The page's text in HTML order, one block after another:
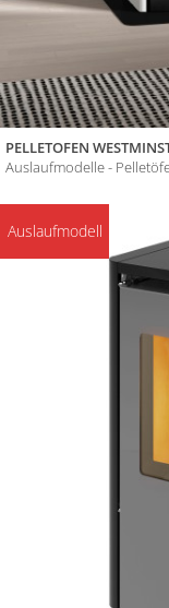
PELLETOFEN
Auslaufmodelle -
Auslaufmodell